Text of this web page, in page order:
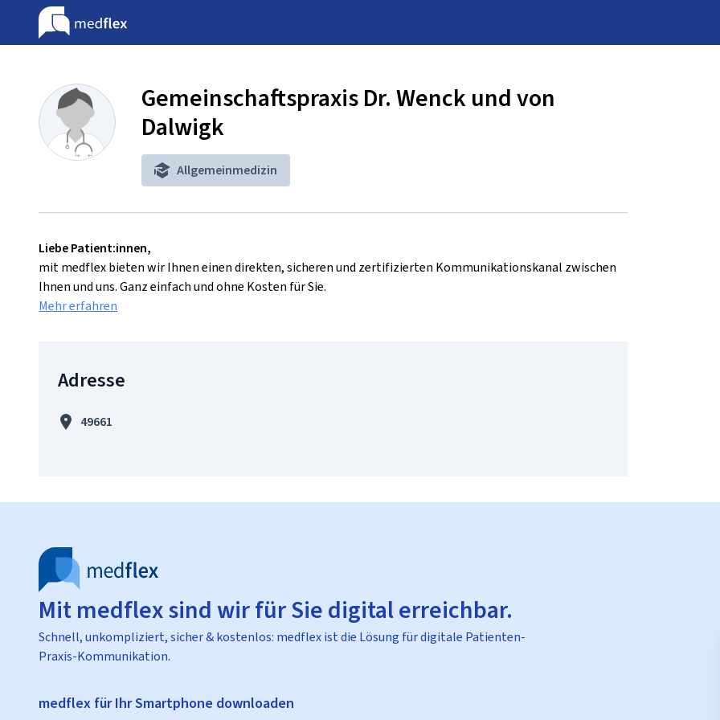
Gemeinschaftspraxis Dr. Wenck und von
Dalwigk
Allgemeinmedizin
Liebe Patient:innen,
mit medflex bieten wir Ihnen einen direkten, sicheren und zertifizierten Kommunikationskanal zwischen
Ihnen und uns. Ganz einfach und ohne Kosten für Sie.
Mehr erfahren
Adresse
49661
Mit medflex sind wir für Sie digital erreichbar.
Schnell, unkompliziert, sicher & kostenlos: medflex ist die Lösung für digitale Patienten-
Praxis-Kommunikation.
medflex für Ihr Smartphone downloaden